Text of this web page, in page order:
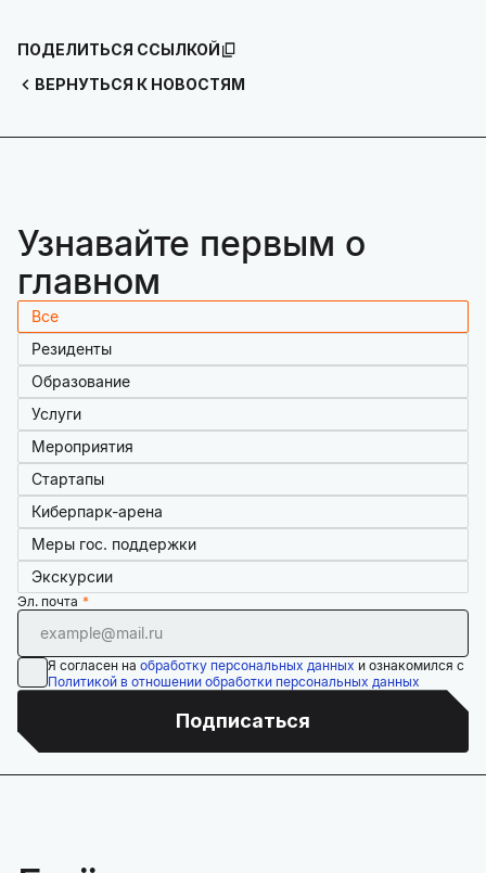
ВЕРНУТЬСЯ К НОВОСТЯМ
ПОДЕЛИТЬСЯ ССЫЛКОЙ
Узнавайте первым о
главном
Все
Резиденты
Образование
Услуги
Мероприятия
Стартапы
Киберпарк-арена
Меры гос. поддержки
Экскурсии
Эл. почта
Я согласен на обработку персональных данных и ознакомился с
Политикой в отношении обработки персональных данных
Подписаться